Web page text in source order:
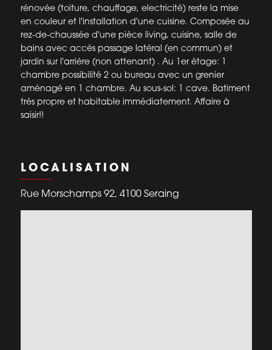
rénovée (toiture, chauffage, electricité) reste la mise
en couleur et l'installation d'une cuisine. Composée au
rez-de-chaussée d'une pièce living, cuisine, salle de
bains avec accès passage latéral (en commun) et
jardin sur l'arrière (non attenant) . Au 1er étage: 1
chambre possibilité 2 ou bureau avec un grenier
aménagé en 1 chambre. Au sous-sol: 1 cave. Batiment
très propre et habitable immédiatement. Affaire à
saisir!!
LOCALISATION
Rue Morschamps 92, 4100 Seraing